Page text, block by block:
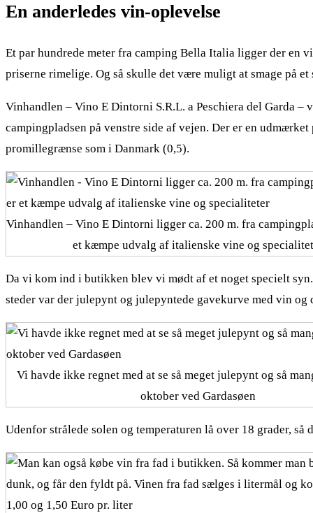
En anderledes vin-oplevelse
Et par hundrede meter fra camping Bella Italia ligger der en
priserne rimelige. Og så skulle det være muligt at smage på
Vinhandlen – Vino E Dintorni S.R.L. a Peschiera del Garda
campingpladsen på venstre side af vejen. Der er en
promillegrænse som i Danmark (0,5).
Vinhandlen – Vino E Dintorni ligger ca. 200 m. fra
et kæmpe udvalg af italienske vine og
Da vi kom ind i butikken blev vi mødt af et noget specielt
steder var der julepynt og julepyntede gavekurve med vin og
Vi havde ikke regnet med at se så meget julepynt og så
oktober ved Gardasøen
Udenfor strålede solen og temperaturen lå over 18 grader,